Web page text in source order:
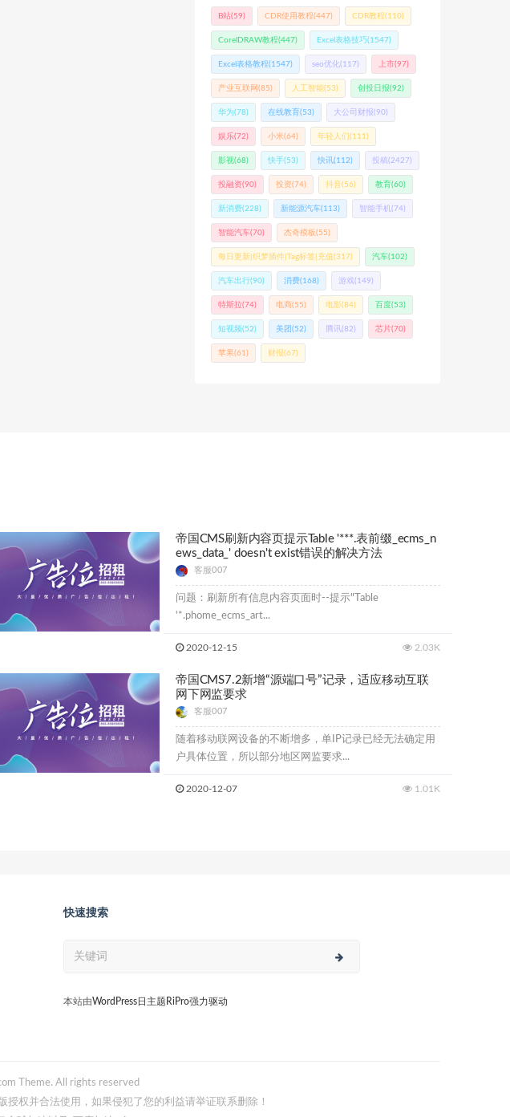
B站(59) CDR使用教程(447) CDR教程(110)
CorelDRAW教程(447) Excel表格技巧(1547)
Excel表格教程(1547) seo优化(117) 上市(97)
产业互联网 (85) 人工智能(53) 创投日报(92)
华为(78) 在线教育(53) 大公司财报(90)
娱乐(72) 小米(64) 年轻人们 (111)
影视(68) 快手(53) 快讯(112) 投稿 (2427)
投融资(90) 投资(74) 抖音(56) 教育(60)
新消费(228) 新能源汽车(113) 智能手机(74)
智能汽车(70) 杰奇模板(55)
每日更新|织梦插件|Tag标签|充值(317) 汽车(102)
汽车出行(90) 消费(168) 游戏(149)
特斯拉(74) 电商(55) 电影(84) 百度(53)
短视频(52) 美团 (52) 腾讯(82) 芯片(70)
苹果(61) 财报(67)
帝国CMS刷新内容页提示Table '***.表前缀_ecms_n
ews_data_' doesn't exist错误的解决方法
客服007
问题：刷新所有信息内容页面时--提示"Table
'*.phome_ecms_art...
2020-12-15 2.03K
帝国CMS7.2新增“源端口号”记录，适应移动互联
网下网监要求
客服007
随着移动联网设备的不断增多，单IP记录已经无法确定用
户具体位置，所以部分地区网监要求...
2020-12-07 1.01K
快速搜索
本站由WordPress日主题RiPro强力驱动
Theme. All rights reserved
权并合法使用，如果侵犯了您的利益请举证联系删除！